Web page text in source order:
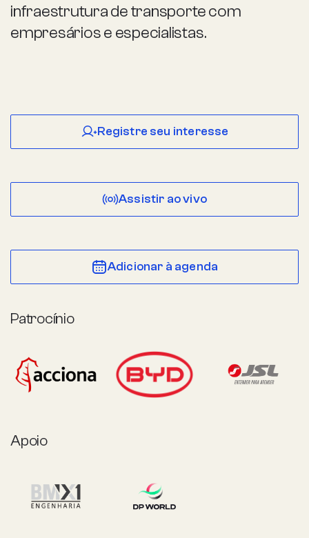
infraestrutura de transporte com
empresários e especialistas.
Registre seu interesse
Assistir ao vivo
Adicionar à agenda
Patrocínio
Apoio